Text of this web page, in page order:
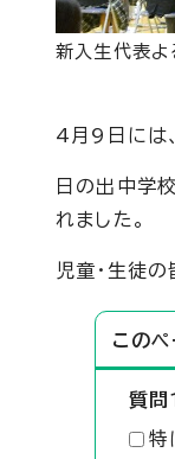
新入生代表よ
4月9日には
日の出中学
れました。
児童・生徒
この
質問
特